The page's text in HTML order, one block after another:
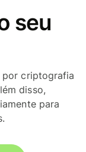
seu
por criptografia
disso,
para